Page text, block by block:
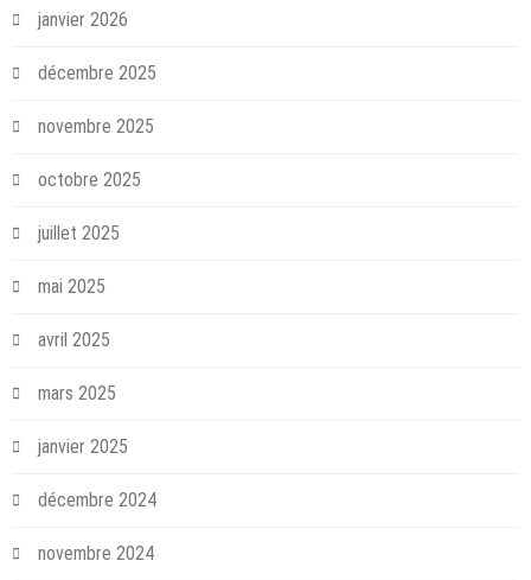
janvier 2026
décembre 2025
novembre 2025
octobre 2025
juillet 2025
mai 2025
avril 2025
mars 2025
janvier 2025
décembre 2024
novembre 2024